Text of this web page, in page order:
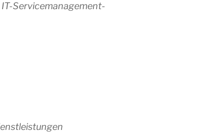
Servicemanagement-